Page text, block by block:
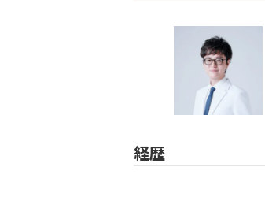
経歴